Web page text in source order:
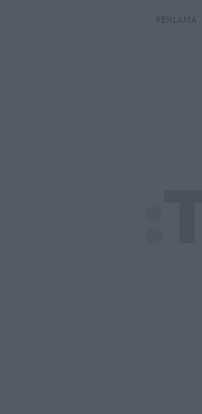
REKLAMA